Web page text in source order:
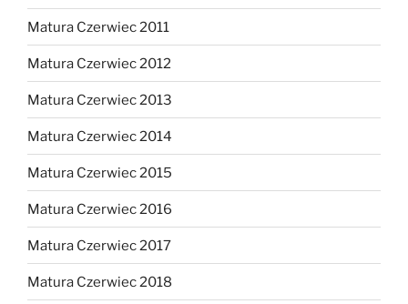
Matura Czerwiec 2011
Matura Czerwiec 2012
Matura Czerwiec 2013
Matura Czerwiec 2014
Matura Czerwiec 2015
Matura Czerwiec 2016
Matura Czerwiec 2017
Matura Czerwiec 2018